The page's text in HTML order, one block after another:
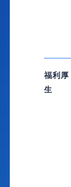
福利厚
生